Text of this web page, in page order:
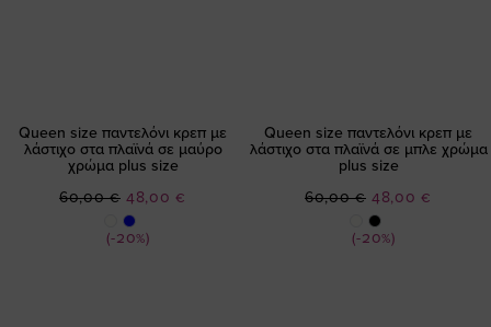
Queen size παντελόνι κρεπ με
λάστιχο στα πλαϊνά σε μαύρο
χρώμα plus size
(-20%)
Ειδική
Τιμή
48,00 €
60,00 €
Queen size παντελόνι κρεπ με
λάστιχο στα πλαϊνά σε μπλε χρώμα
plus size
(-20%)
Ειδική
Τιμή
48,00 €
60,00 €